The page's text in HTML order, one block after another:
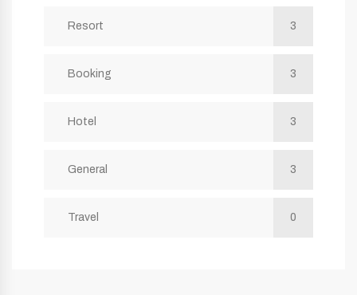
Resort 3
Booking 3
Hotel 3
General 3
Travel 0